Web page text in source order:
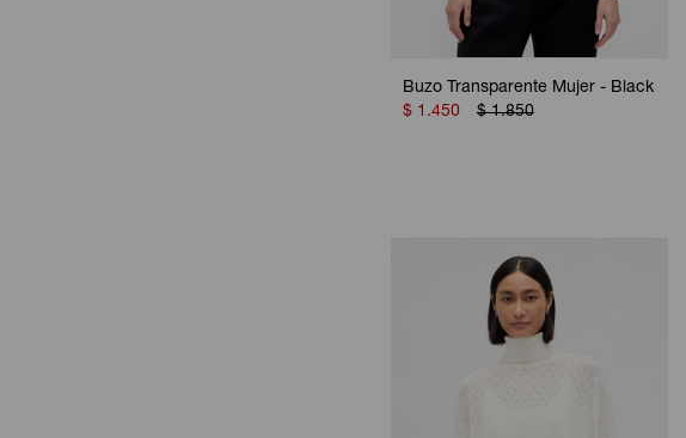
Buzo Transparente Mujer - Black
$ 1.450 $ 1.850